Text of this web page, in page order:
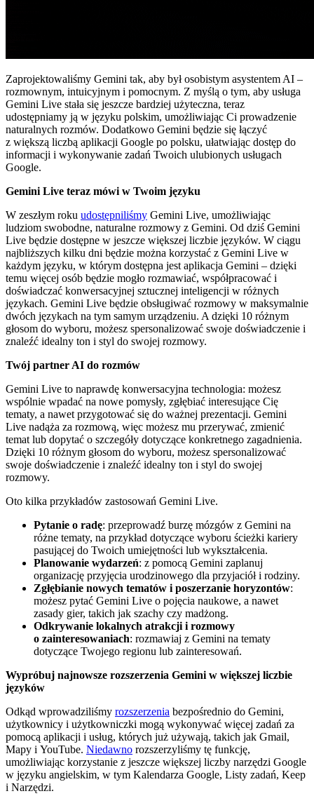
Zaprojektowaliśmy Gemini tak, aby był osobistym asystentem AI –
rozmownym, intuicyjnym i pomocnym. Z myślą o tym, aby usługa
Gemini Live stała się jeszcze bardziej użyteczna, teraz
udostępniamy ją w języku polskim, umożliwiając Ci prowadzenie
naturalnych rozmów. Dodatkowo Gemini będzie się łączyć
z większą liczbą aplikacji Google po polsku, ułatwiając dostęp do
informacji i wykonywanie zadań Twoich ulubionych usługach
Google.
Gemini Live teraz mówi w Twoim języku
W zeszłym roku udostępniliśmy Gemini Live, umożliwiając
ludziom swobodne, naturalne rozmowy z Gemini. Od dziś Gemini
Live będzie dostępne w jeszcze większej liczbie języków. W ciągu
najbliższych kilku dni będzie można korzystać z Gemini Live w
każdym języku, w którym dostępna jest aplikacja Gemini – dzięki
temu więcej osób będzie mogło rozmawiać, współpracować i
doświadczać konwersacyjnej sztucznej inteligencji w różnych
językach. Gemini Live będzie obsługiwać rozmowy w maksymalnie
dwóch językach na tym samym urządzeniu. A dzięki 10 różnym
głosom do wyboru, możesz spersonalizować swoje doświadczenie i
znaleźć idealny ton i styl do swojej rozmowy.
Twój partner AI do rozmów
Gemini Live to naprawdę konwersacyjna technologia: możesz
wspólnie wpadać na nowe pomysły, zgłębiać interesujące Cię
tematy, a nawet przygotować się do ważnej prezentacji. Gemini
Live nadąża za rozmową, więc możesz mu przerywać, zmienić
temat lub dopytać o szczegóły dotyczące konkretnego zagadnienia.
Dzięki 10 różnym głosom do wyboru, możesz spersonalizować
swoje doświadczenie i znaleźć idealny ton i styl do swojej
rozmowy.
Oto kilka przykładów zastosowań Gemini Live.
Pytanie o radę: przeprowadź burzę mózgów z Gemini na
różne tematy, na przykład dotyczące wyboru ścieżki kariery
pasującej do Twoich umiejętności lub wykształcenia.
Planowanie wydarzeń: z pomocą Gemini zaplanuj
organizację przyjęcia urodzinowego dla przyjaciół i rodziny.
Zgłębianie nowych tematów i poszerzanie horyzontów:
możesz pytać Gemini Live o pojęcia naukowe, a nawet
zasady gier, takich jak szachy czy madżong.
Odkrywanie lokalnych atrakcji i rozmowy
o zainteresowaniach: rozmawiaj z Gemini na tematy
dotyczące Twojego regionu lub zainteresowań.
Wypróbuj najnowsze rozszerzenia Gemini w większej liczbie
języków
Odkąd wprowadziliśmy rozszerzenia bezpośrednio do Gemini,
użytkownicy i użytkowniczki mogą wykonywać więcej zadań za
pomocą aplikacji i usług, których już używają, takich jak Gmail,
Mapy i YouTube. Niedawno rozszerzyliśmy tę funkcję,
umożliwiając korzystanie z jeszcze większej liczby narzędzi Google
w języku angielskim, w tym Kalendarza Google, Listy zadań, Keep
i Narzędzi.